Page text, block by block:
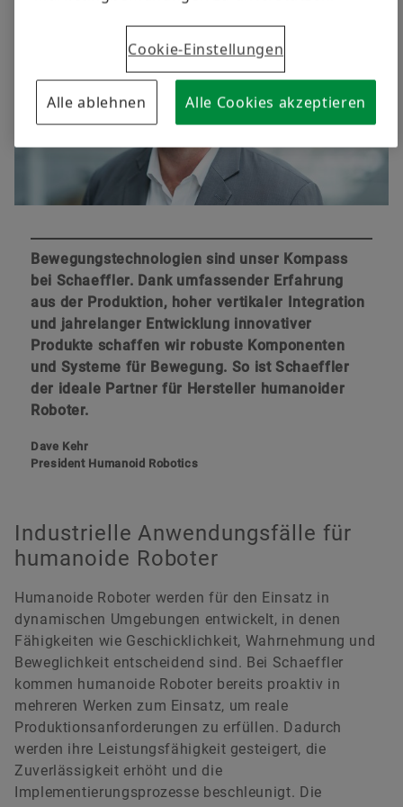
Bewegungstechnologien sind unser Kompass
bei Schaeffler. Dank umfassender Erfahrung
aus der Produktion, hoher vertikaler Integration
und jahrelanger Entwicklung innovativer
Produkte schaffen wir robuste Komponenten
und Systeme für Bewegung. So ist Schaeffler
der ideale Partner für Hersteller humanoider
Roboter.
Dave Kehr
President Humanoid Robotics
Industrielle Anwendungsfälle für
humanoide Roboter
Humanoide Roboter werden für den Einsatz in
dynamischen Umgebungen entwickelt, in denen
Fähigkeiten wie Geschicklichkeit, Wahrnehmung und
Beweglichkeit entscheidend sind. Bei Schaeffler
kommen humanoide Roboter bereits proaktiv in
mehreren Werken zum Einsatz, um reale
Produktionsanforderungen zu erfüllen. Dadurch
werden ihre Leistungsfähigkeit gesteigert, die
Zuverlässigkeit erhöht und die
Implementierungsprozesse beschleunigt. Die
Cookie-Einstellungen
Alle ablehnen Alle Cookies akzeptieren